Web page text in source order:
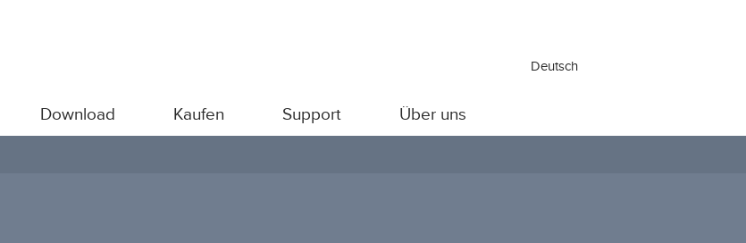
Deutsch
Download Kaufen Support Über uns